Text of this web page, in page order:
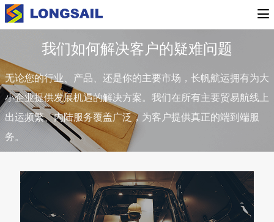
我们如何解决客户的疑难问题
无论您的行业、产品、还是你的主要市场，长帆航运拥有为大
小企业提供发展机遇的解决方案。我们在所有主要贸易航线上
出运频繁、内陆服务覆盖广泛，为客户提供真正的端到端服
务。